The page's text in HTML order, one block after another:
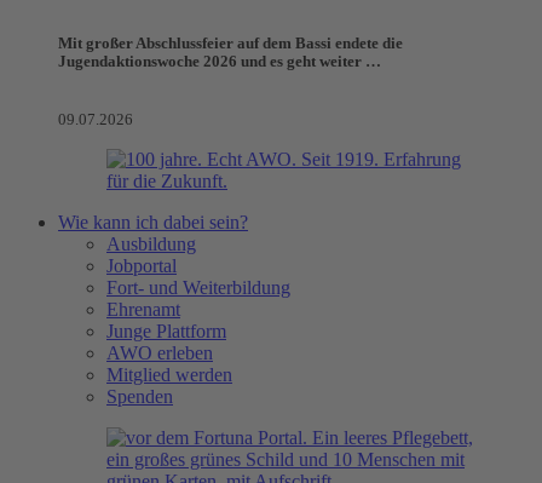
Mit großer Abschlussfeier auf dem Bassi endete die
Jugendaktionswoche 2026 und es geht weiter …
09.07.2026
Wie kann ich dabei sein?
Ausbildung
Jobportal
Fort- und Weiterbildung
Ehrenamt
Junge Plattform
AWO erleben
Mitglied werden
Spenden